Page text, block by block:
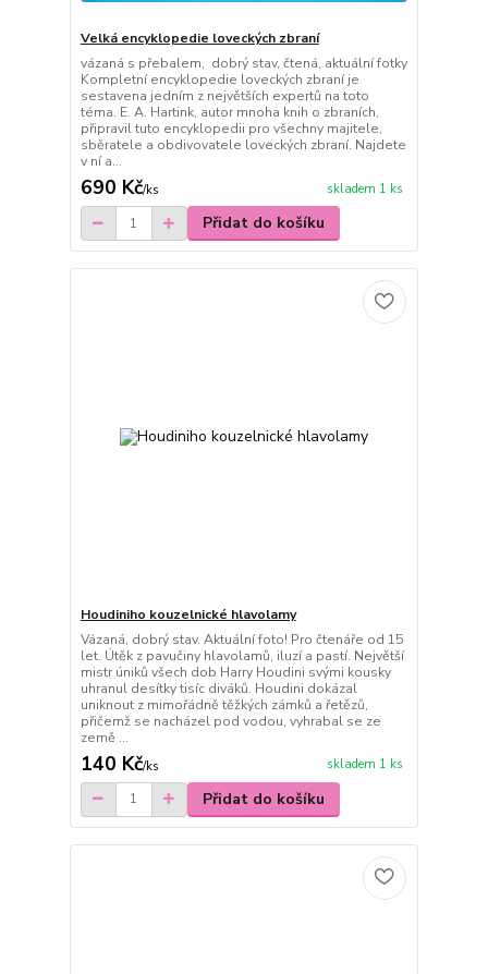
Velká encyklopedie loveckých zbraní
vázaná s přebalem, dobrý stav, čtená, aktuální fotky
Kompletní encyklopedie loveckých zbraní je
sestavena jedním z největších expertů na toto
téma. E. A. Hartink, autor mnoha knih o zbraních,
připravil tuto encyklopedii pro všechny majitele,
sběratele a obdivovatele loveckých zbraní. Najdete
v ní a...
690 Kč/ks skladem 1 ks
Přidat do košíku
Houdiniho kouzelnické hlavolamy
Vázaná, dobrý stav. Aktuální foto! Pro čtenáře od 15
let. Útěk z pavučiny hlavolamů, iluzí a pastí. Největší
mistr úniků všech dob Harry Houdini svými kousky
uhranul desítky tisíc diváků. Houdini dokázal
uniknout z mimořádně těžkých zámků a řetězů,
přičemž se nacházel pod vodou, vyhrabal se ze
země ...
140 Kč/ks skladem 1 ks
Přidat do košíku